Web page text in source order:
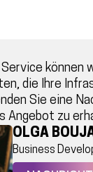
können
die Ihre
Sie eine
Angebot zu
OLGA
Business